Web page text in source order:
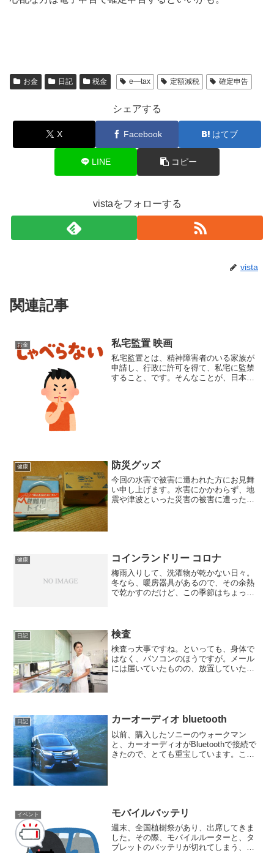
お金 日記 税金 e―tax 定額減税 確定申告
シェアする
X Facebook はてブ
LINE コピー
vistaをフォローする
vista
関連記事
お金 私宅監置 映画
私宅監置とは、精神障害者のいる家族が
申請し、行政に許可を得て、私宅に監禁
すること、です。そんなことが、日本
健康 防災グッズ
今回の水害で被害に遭われた方にお見舞
い申し上げます。水害にかかわらず、地
震や津波といった災害の被害に遭ったと
健康 コインランドリー コロナ
梅雨入りして、洗濯物が乾かない日々。
冬なら、暖房器具があるので、その余熱
で乾かすのだけど、この季節はちょっと
影響を考えると、ちょっと...
日記 検査
検査っ大事ですね。といっても、身体で
はなく、パソコンのほうですが。メール
には届いていたものの、放置していたセ
日記 カーオーディオ bluetooth
以前、購入したソニーのウォークマン
と、カーオーディオがBluetoothで接続で
きたので、とても重宝しています。これ
イベント モバイルバッテリ
週末、全国植樹祭があり、出席してきま
した。その際、モバイルルーターと、タ
ブレットのバッテリが切れてしまう、と